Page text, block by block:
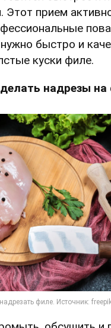
Этот прием
быстро и
куски филе.
надрезы на